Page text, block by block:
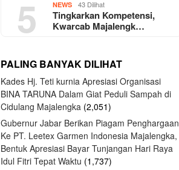
5 NEWS 43 Dilihat
Tingkarkan Kompetensi,
Kwarcab Majalengk…
PALING BANYAK DILIHAT
Kades Hj. Teti kurnia Apresiasi Organisasi
BINA TARUNA Dalam Giat Peduli Sampah di
Cidulang Majalengka (2,051)
Gubernur Jabar Berikan Piagam Penghargaan
Ke PT. Leetex Garmen Indonesia Majalengka,
Bentuk Apresiasi Bayar Tunjangan Hari Raya
Idul Fitri Tepat Waktu (1,737)